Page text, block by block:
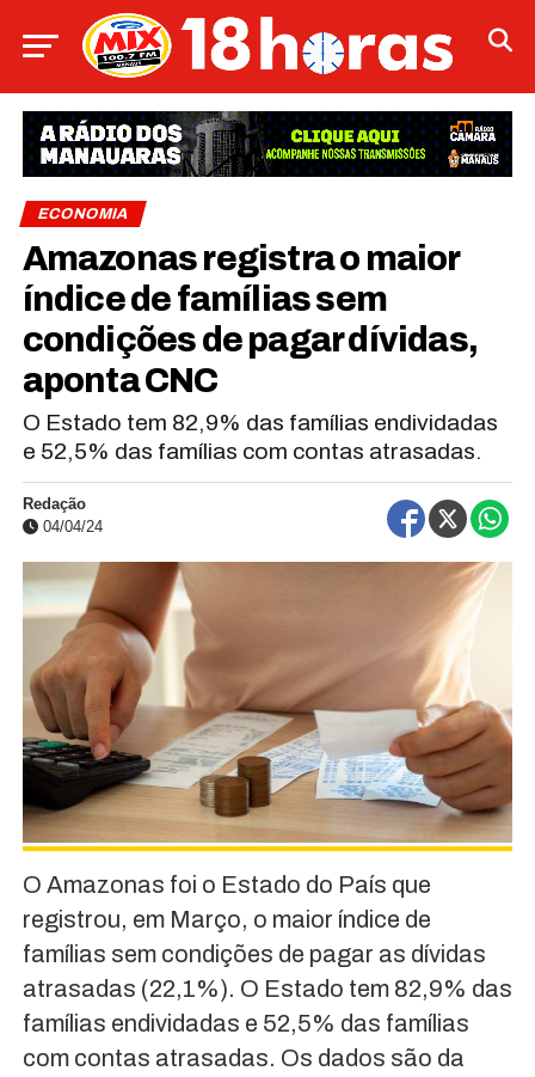
ECONOMIA
Amazonas registra o maior
índice de famílias sem
condições de pagar dívidas,
aponta CNC
O Estado tem 82,9% das famílias endividadas
e 52,5% das famílias com contas atrasadas.
Redação
04/04/24
O Amazonas foi o Estado do País que
registrou, em Março, o maior índice de
famílias sem condições de pagar as dívidas
atrasadas (22,1%). O Estado tem 82,9% das
famílias endividadas e 52,5% das famílias
com contas atrasadas. Os dados são da